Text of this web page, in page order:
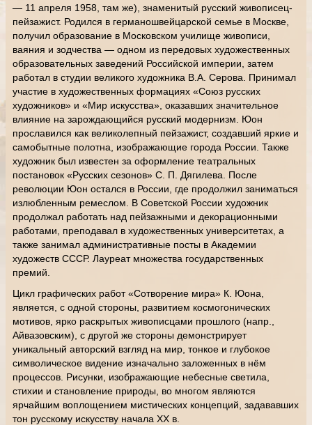
— 11 апреля 1958, там же), знаменитый русский живописец-
пейзажист. Родился в германошвейцарской семье в Москве,
получил образование в Московском училище живописи,
ваяния и зодчества — одном из передовых художественных
образовательных заведений Российской империи, затем
работал в студии великого художника В.А. Серова. Принимал
участие в художественных формациях «Союз русских
художников» и «Мир искусства», оказавших значительное
влияние на зарождающийся русский модернизм. Юон
прославился как великолепный пейзажист, создавший яркие и
самобытные полотна, изображающие города России. Также
художник был известен за оформление театральных
постановок «Русских сезонов» С. П. Дягилева. После
революции Юон остался в России, где продолжил заниматься
излюбленным ремеслом. В Советской России художник
продолжал работать над пейзажными и декорационными
работами, преподавал в художественных университетах, а
также занимал административные посты в Академии
художеств СССР. Лауреат множества государственных
премий.
Цикл графических работ «Сотворение мира» К. Юона,
является, с одной стороны, развитием космогонических
мотивов, ярко раскрытых живописцами прошлого (напр.,
Айвазовским), с другой же стороны демонстрирует
уникальный авторский взгляд на мир, тонкое и глубокое
символическое видение изначально заложенных в нём
процессов. Рисунки, изображающие небесные светила,
стихии и становление природы, во многом являются
ярчайшим воплощением мистических концепций, задававших
тон русскому искусству начала ХХ в.